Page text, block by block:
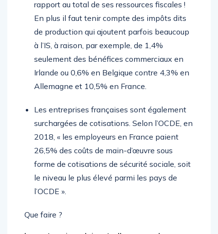
rapport au total de ses ressources fiscales !
En plus il faut tenir compte des impôts dits
de production qui ajoutent parfois beaucoup
à l’IS, à raison, par exemple, de 1,4%
seulement des bénéfices commerciaux en
Irlande ou 0,6% en Belgique contre 4,3% en
Les entreprises françaises sont également
surchargées de cotisations. Selon l’OCDE, en
2018, « les employeurs en France paient
26,5% des coûts de main-d’œuvre sous
forme de cotisations de sécurité sociale, soit
le niveau le plus élevé parmi les pays de